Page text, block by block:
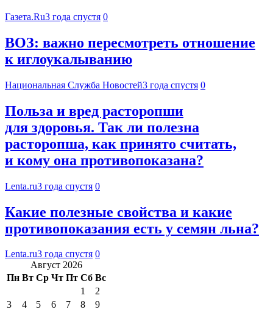
Газета.Ru3 года спустя 0
ВОЗ: важно пересмотреть отношение
к иглоукалыванию
Национальная Служба Новостей3 года спустя 0
Польза и вред расторопши
для здоровья. Так ли полезна
расторопша, как принято считать,
и кому она противопоказана?
Lenta.ru3 года спустя 0
Какие полезные свойства и какие
противопоказания есть у семян льна?
Lenta.ru3 года спустя 0
Август 2026
Пн Вт Ср Чт Пт Сб Вс
1
2
3
4 5 6 7 8
9